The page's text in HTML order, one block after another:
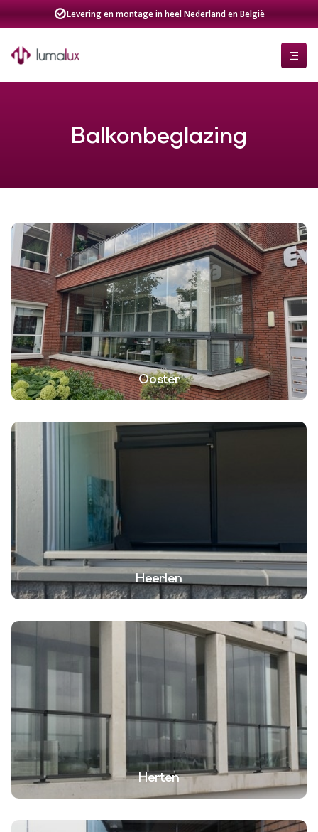
Levering en montage in heel Nederland en België
Balkonbeglazing
Ooster
Heerlen
Herten